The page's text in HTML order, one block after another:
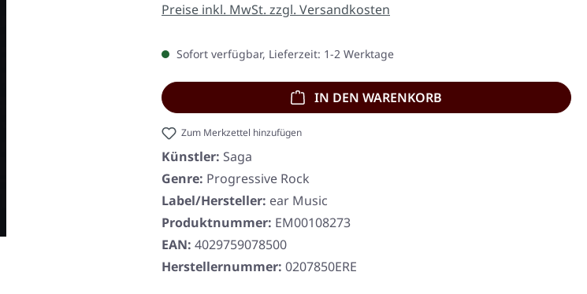
Preise inkl. MwSt. zzgl. Versandkosten
Sofort verfügbar, Lieferzeit: 1-2 Werktage
IN DEN WARENKORB
Zum Merkzettel hinzufügen
Künstler: Saga
Genre: Progressive Rock
Label/Hersteller: ear Music
Produktnummer: EM00108273
EAN: 4029759078500
Herstellernummer: 0207850ERE